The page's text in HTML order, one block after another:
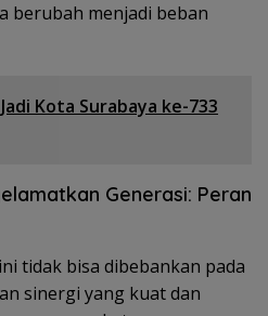
berubah menjadi beban
Kota Surabaya ke-733
Generasi: Peran
tidak bisa dibebankan pada
sinergi yang kuat dan